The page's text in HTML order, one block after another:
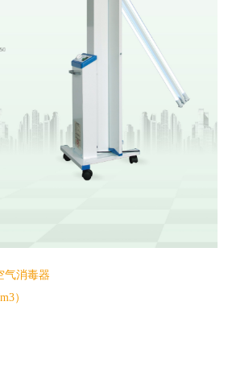
气消毒器
数（cfu/m3）
(uw/cm2)